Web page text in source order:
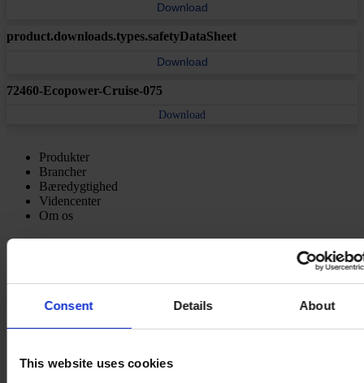
Consent Details About
This website uses cookies
Download
product.downloads.types.safetyDataSheet
Download
72460-Ecopower-Cruise-075
Download
Produkter
Brancher
Bæredygtighed
Videncenter
Om os
Se kort